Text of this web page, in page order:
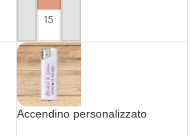
PERSONALIZZA
Accendino personalizzato